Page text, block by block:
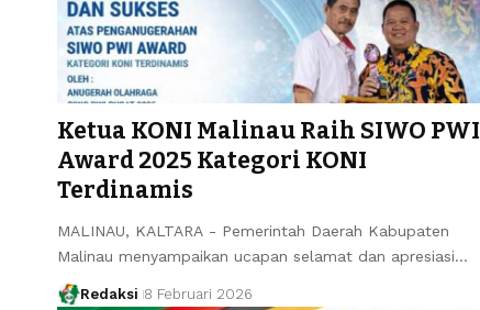
Ketua KONI Malinau Raih SIWO PWI
Award 2025 Kategori KONI
Terdinamis
MALINAU, KALTARA - Pemerintah Daerah Kabupaten
Malinau menyampaikan ucapan selamat dan apresiasi…
Redaksi 8 Februari 2026